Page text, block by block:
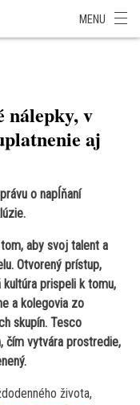
MENU
nálepky, v
aj
o napĺňaní
aby svoj talent a
Otvorený prístup,
prispeli k tomu,
a kolegovia zo
skupín. Tesco
čím vytvára prostredie,
života,